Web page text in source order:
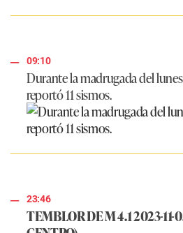
09:10
Durante la madrugada del
reportó 11 sismos.
23:46
TEMBLOR DE M 4.1 2023-11-